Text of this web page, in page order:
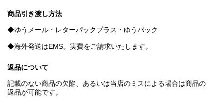
商品引き渡し方法
◆ゆうメール・レターパックプラス・ゆうパック
◆海外発送はEMS。実費をご請求いたします。
返品について
記載のない商品の欠陥、あるいは当店のミスによる場合は商品の
返品が可能です。